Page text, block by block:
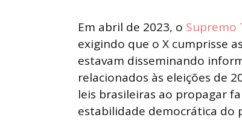
Em abril de 2023, o Supremo
exigindo que o X cumprisse
estavam disseminando
relacionados às eleições de
leis brasileiras ao propagar
estabilidade democrática do